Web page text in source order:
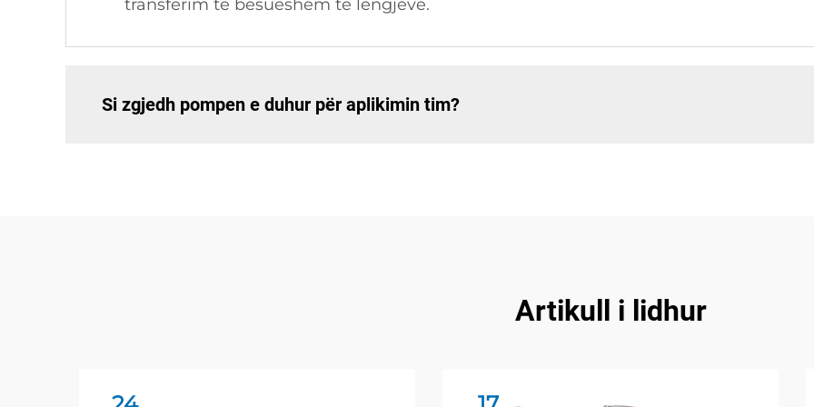
transferim të besueshëm të lëngjeve.
Si zgjedh pompen e duhur për aplikimin tim?
Artikull i lidhur